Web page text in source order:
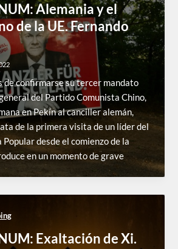
Alemania y el
de la UE. Fernando
de confirmarse su tercer mandato
del Partido Comunista Chino,
en Pekín al canciller alemán,
de la primera visita de un líder del
Popular desde el comienzo de la
en un momento de grave
Exaltación de Xi.